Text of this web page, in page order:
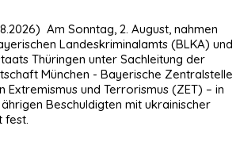
Am Sonntag, 2. August, nahmen
Landeskriminalamts (BLKA) und
Thüringen unter Sachleitung der
München - Bayerische Zentralstelle
Extremismus und Terrorismus (ZET) – in
Beschuldigten mit ukrainischer
fest.